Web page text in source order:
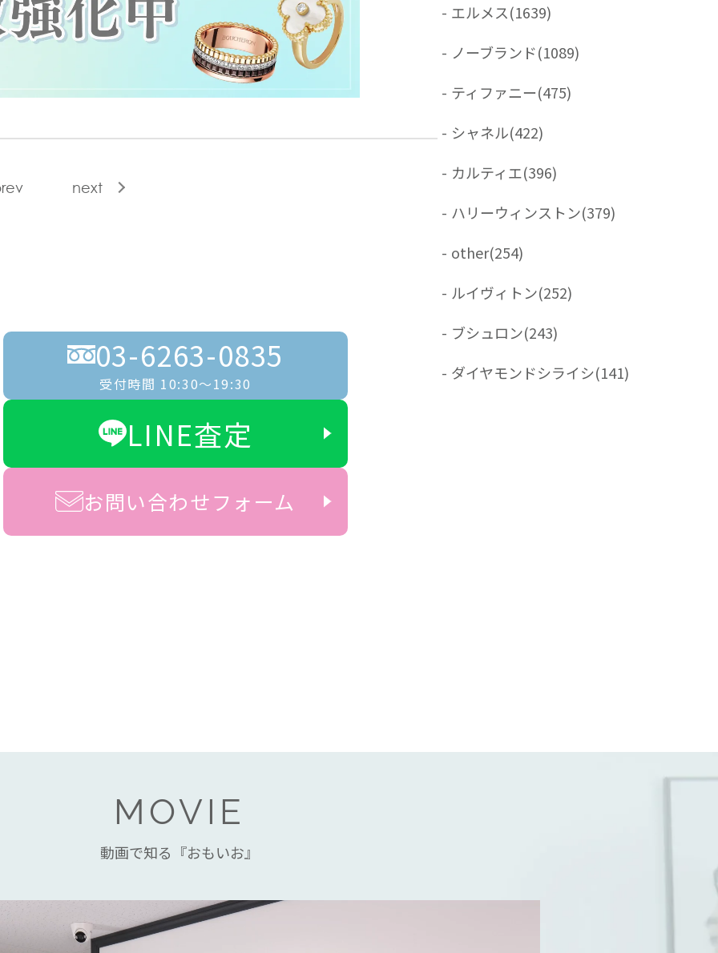
next
03-6263-0835
受付時間 10:30〜19:30
LINE査定
お問い合わせフォーム
- エルメス(1639)
- ノーブランド(1089)
- ティファニー(475)
- シャネル(422)
- カルティエ(396)
- ハリーウィンストン(379)
- other(254)
- ルイヴィトン(252)
- ブシュロン(243)
- ダイヤモンドシライシ(141)
MOVIE
動画で知る『おもいお』